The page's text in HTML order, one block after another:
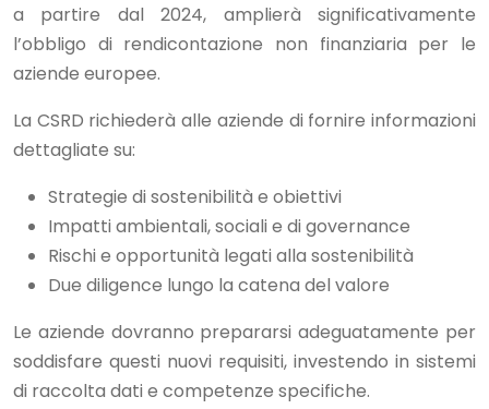
a partire dal 2024, amplierà significativamente
l’obbligo di rendicontazione non finanziaria per le
aziende europee.
La CSRD richiederà alle aziende di fornire informazioni
dettagliate su:
Strategie di sostenibilità e obiettivi
Impatti ambientali, sociali e di governance
Rischi e opportunità legati alla sostenibilità
Due diligence lungo la catena del valore
Le aziende dovranno prepararsi adeguatamente per
soddisfare questi nuovi requisiti, investendo in sistemi
di raccolta dati e competenze specifiche.